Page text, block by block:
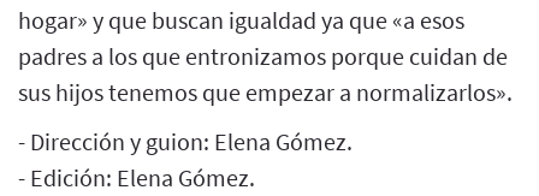
hogar» y que buscan igualdad ya que «a esos
padres a los que entronizamos porque cuidan de
sus hijos tenemos que empezar a normalizarlos».
- Dirección y guion: Elena Gómez.
- Edición: Elena Gómez.